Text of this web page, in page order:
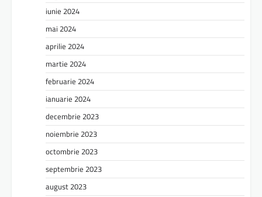
iunie 2024
mai 2024
aprilie 2024
martie 2024
februarie 2024
ianuarie 2024
decembrie 2023
noiembrie 2023
octombrie 2023
septembrie 2023
august 2023